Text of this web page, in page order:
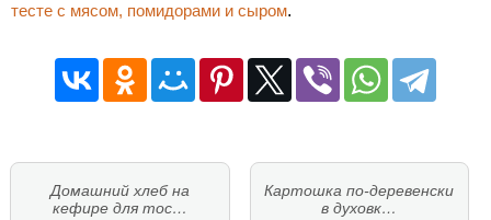
тесте с мясом, помидорами и сыром.
Домашний хлеб на
кефире для тос…
Картошка по-деревенски
в духовк…